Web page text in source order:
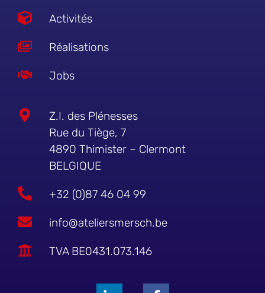
Activités
Réalisations
Jobs
Z.I. des Plénesses
Rue du Tiège, 7
4890 Thimister – Clermont
BELGIQUE
+32 (0)87 46 04 99
info@ateliersmersch.be
TVA BE0431.073.146